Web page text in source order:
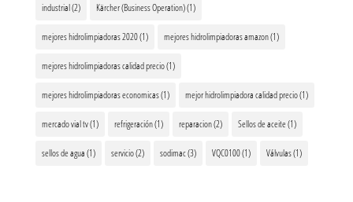
industrial(2) Kärcher (Business Operation)(1)
mejores hidrolimpiadoras 2020(1) mejores hidrolimpiadoras amazon(1)
mejores hidrolimpiadoras calidad precio(1)
mejores hidrolimpiadoras economicas(1) mejor hidrolimpiadora calidad precio(1)
mercado vial tv(1) refrigeración(1) reparacion(2) Sellos de aceite(1)
sellos de agua(1) servicio(2) sodimac(3) VQC0100(1) Válvulas(1)